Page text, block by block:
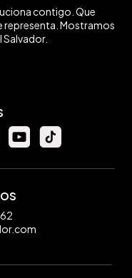
contigo. Que
representa. Mostramos
Salvador.